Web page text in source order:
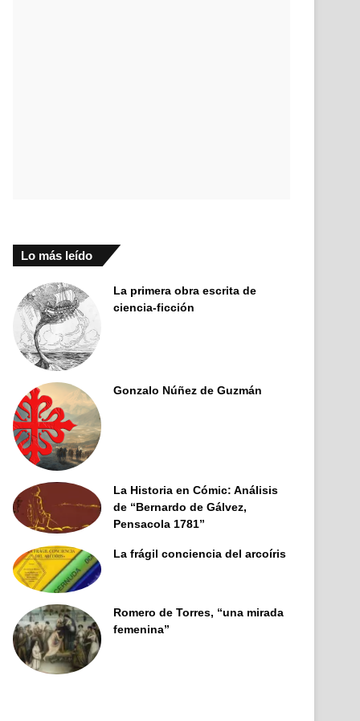
Lo más leído
La primera obra escrita de
ciencia-ficción
Gonzalo Núñez de Guzmán
La Historia en Cómic: Análisis
de “Bernardo de Gálvez,
Pensacola 1781”
La frágil conciencia del arcoíris
Romero de Torres, “una mirada
femenina”